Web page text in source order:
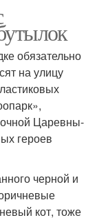
обязательно
на улицу
Царевны-
героев
черной и
кот, тоже